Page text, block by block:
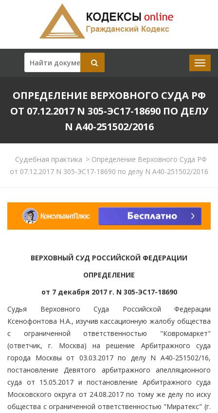
ОПРЕДЕЛЕНИЕ ВЕРХОВНОГО СУДА РФ
ОТ 07.12.2017 N 305-ЭС17-18690 ПО ДЕЛУ
N А40-251502/2016
Судебная практика >Определение Верховного Суда РФ
от 07.12.2017 N 305-ЭС17-18690 по делу N А40-251502/2016
ВЕРХОВНЫЙ СУД РОССИЙСКОЙ ФЕДЕРАЦИИ
ОПРЕДЕЛЕНИЕ
от 7 декабря 2017 г. N 305-ЭС17-18690
Судья Верховного Суда Российской Федерации
Ксенофонтова Н.А., изучив кассационную жалобу общества
с ограниченной ответственностью "Ковромаркет"
(ответчик, г. Москва) на решение Арбитражного суда
города Москвы от 03.03.2017 по делу N А40-251502/16,
постановление Девятого арбитражного апелляционного
суда от 15.05.2017 и постановление Арбитражного суда
Московского округа от 24.08.2017 по тому же делу по иску
общества с ограниченной ответственностью "Миратекс" (г.